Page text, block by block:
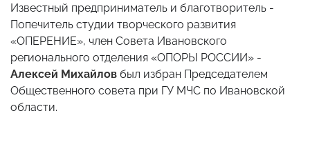
Известный предприниматель и благотворитель -
Попечитель студии творческого развития
«ОПЕРЕНИЕ», член Совета Ивановского
регионального отделения «ОПОРЫ РОССИИ» -
Алексей Михайлов был избран Председателем
Общественного совета при ГУ МЧС по Ивановской
области.